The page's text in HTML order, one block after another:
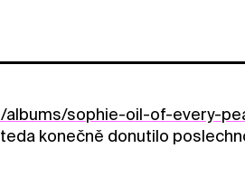
sophie-oil-of-every-
konečně donutilo